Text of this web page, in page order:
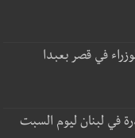
في قصر بعبدا
في لبنان ليوم السبت